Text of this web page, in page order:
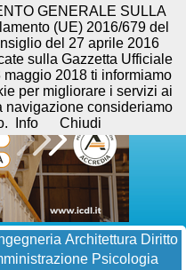
Architettura Diritto
Psicologia
GENERALE SULLA
(UE) 2016/679 del
del 27 aprile 2016
sulla Gazzetta Ufficiale
2018 ti informiamo
per migliorare i servizi ai
navigazione consideriamo
Info Chiudi